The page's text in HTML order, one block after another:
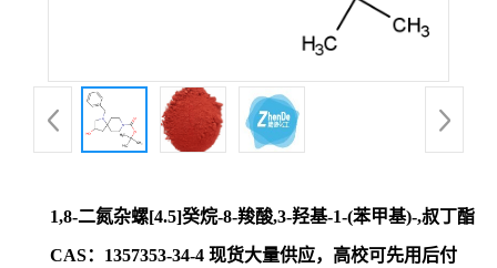
1,8-二氮杂螺[4.5]癸烷-8-羧酸,3-羟基-1-(苯甲基)-,叔丁酯
CAS：1357353-34-4 现货大量供应，高校可先用后付